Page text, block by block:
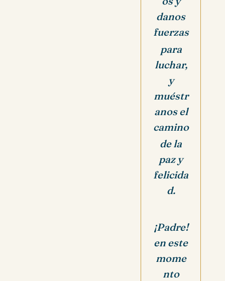
danos
fuerzas
para
luchar,
y
muéstr
anos el
camino
de la
paz y
felicida
d.
¡Padre!
en este
mome
nto